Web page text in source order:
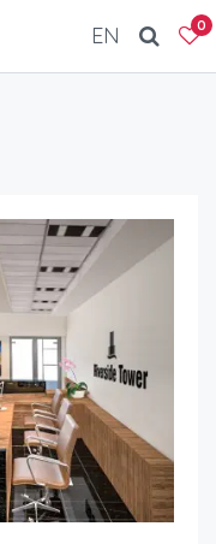
0
EN